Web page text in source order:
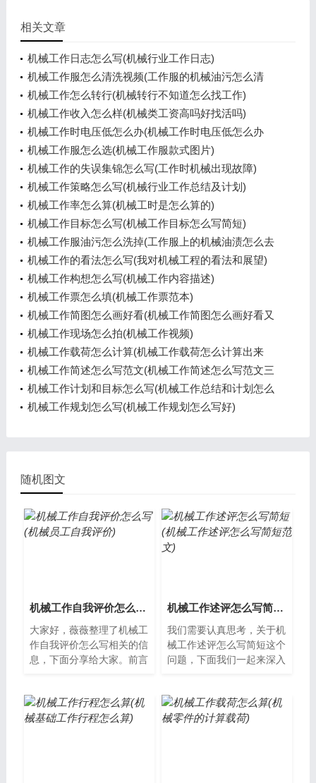
相关文章
机械工作日志怎么写(机械行业工作日志)
机械工作服怎么清洗视频(工作服的机械油污怎么清
洗)
机械工作怎么转行(机械转行不知道怎么找工作)
机械工作收入怎么样(机械类工资高吗好找活吗)
机械工作时电压低怎么办(机械工作时电压低怎么办
呢)
机械工作服怎么选(机械工作服款式图片)
机械工作的失误集锦怎么写(工作时机械出现故障)
机械工作策略怎么写(机械行业工作总结及计划)
机械工作率怎么算(机械工时是怎么算的)
机械工作目标怎么写(机械工作目标怎么写简短)
机械工作服油污怎么洗掉(工作服上的机械油渍怎么去
除小窍门)
机械工作的看法怎么写(我对机械工程的看法和展望)
机械工作构想怎么写(机械工作内容描述)
机械工作票怎么填(机械工作票范本)
机械工作简图怎么画好看(机械工作简图怎么画好看又
简单)
机械工作现场怎么拍(机械工作视频)
机械工作载荷怎么计算(机械工作载荷怎么计算出来
的)
机械工作简述怎么写范文(机械工作简述怎么写范文三
年级)
机械工作计划和目标怎么写(机械工作总结和计划怎么
写)
机械工作规划怎么写(机械工作规划怎么写好)
随机图文
机械工作自我评价怎么写(机械员工自我评价)
大家好，薇薇整理了机械工
作自我评价怎么写相关的信
息，下面分享给大家。前言
个领域工作...
机械工作述评怎么写简短(机械工作述评怎么写简短范文)
我们需要认真思考，关于机
械工作述评怎么写简短这个
问题，下面我们一起来深入
工作表现的...